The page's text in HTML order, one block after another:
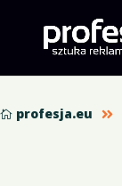
 profesja.eu 